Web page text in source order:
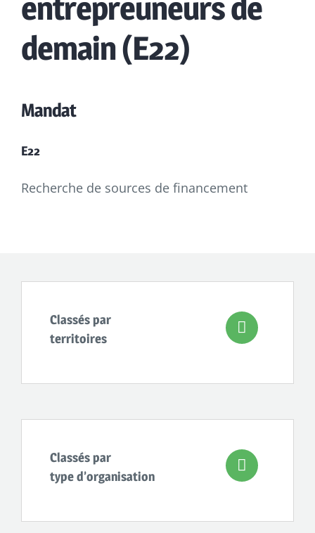
entrepreuneurs de
demain (E22)
Mandat
E22
Recherche de sources de financement
Classés par
territoires
Classés par
type d’organisation